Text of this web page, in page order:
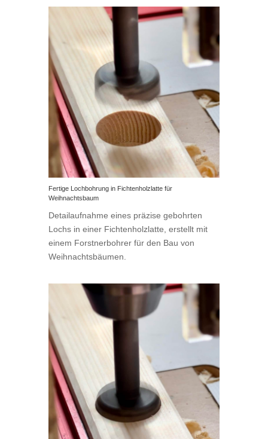
Fertige Lochbohrung in Fichtenholzlatte für
Weihnachtsbaum
Detailaufnahme eines präzise gebohrten
Lochs in einer Fichtenholzlatte, erstellt mit
einem Forstnerbohrer für den Bau von
Weihnachtsbäumen.